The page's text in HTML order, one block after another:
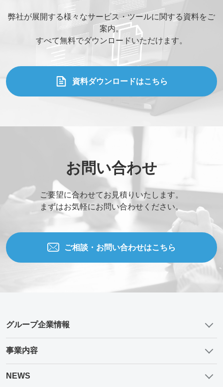
弊社が展開する様々なサービス・ツールに関する資料をご
案内。
すべて無料でダウンロードいただけます。
資料ダウンロードはこちら
お問い合わせ
ご要望に合わせてお見積りいたします。
まずはお気軽にお問い合わせください。
ご相談・お問い合わせはこちら
グループ企業情報
事業内容
NEWS